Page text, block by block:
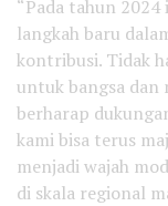
“Pada tahun
langkah baru
kontribusi. Tidak
untuk bangsa dan
berharap
kami bisa terus
menjadi wajah
di skala regional